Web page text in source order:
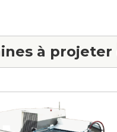
à projeter